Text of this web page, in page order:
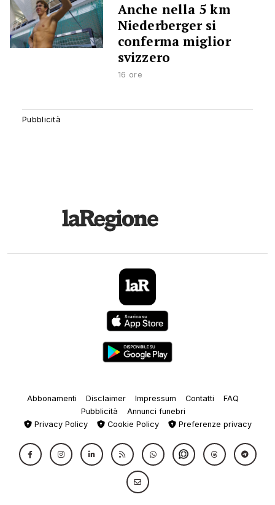
Anche nella 5 km
Niederberger si
conferma miglior
svizzero
16 ore
Abbonamenti Disclaimer Impressum Contatti
FAQ
Pubblicità
Annunci funebri
Privacy Policy
Cookie Policy Preferenze privacy